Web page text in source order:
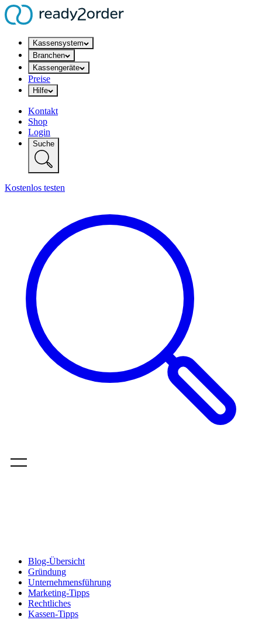
Kassensystem
Branchen
Kassengeräte
Preise
Hilfe
Kontakt
Shop
Login
Suche
Kostenlos testen
Blog-Übersicht
Gründung
Unternehmensführung
Marketing-Tipps
Rechtliches
Kassen-Tipps